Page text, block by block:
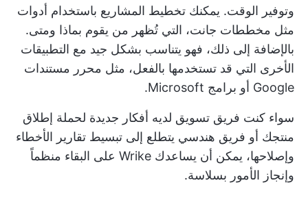
وتوفير الوقت. يمكنك تخطيط المشاريع باستخدام أدوات
مثل مخططات جانت، التي تُظهر من يقوم بماذا ومتى.
بالإضافة إلى ذلك، فهو يتناسب بشكل جيد مع التطبيقات
الأخرى التي قد تستخدمها بالفعل، مثل محرر مستندات
Google أو برامج Microsoft.
سواء كنت فريق تسويق لديه أفكار جديدة لحملة إطلاق
منتجك أو فريق هندسي يتطلع إلى تبسيط تقارير الأخطاء
وإصلاحها، يمكن أن يساعدك Wrike على البقاء منظماً
وإنجاز الأمور بسلاسة.